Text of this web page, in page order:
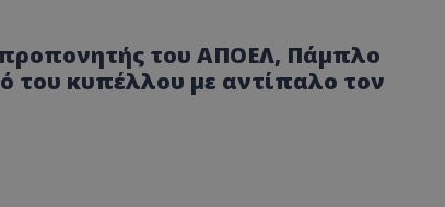
προπονητής του ΑΠΟΕΛ, Πάμπλο
του κυπέλλου με αντίπαλο τον